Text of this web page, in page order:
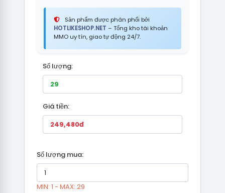
Sản phẩm được phân phối bởi
HOTLIKESHOP.NET – Tổng kho tài khoản
MMO uy tín, giao tự động 24/7.
Số lượng:
Giá tiền:
Số lượng mua:
MIN: 1 - MAX: 29